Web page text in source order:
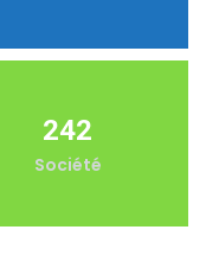
242
Société